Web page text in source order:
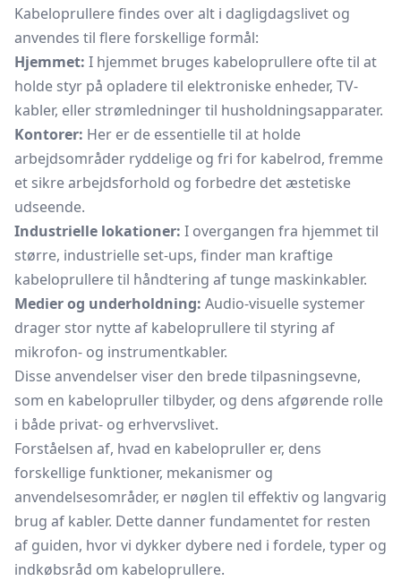
Kabeloprullere findes over alt i dagligdagslivet og
anvendes til flere forskellige formål:
Hjemmet: I hjemmet bruges kabeloprullere ofte til at
holde styr på opladere til elektroniske enheder, TV-
kabler, eller strømledninger til husholdningsapparater.
Kontorer: Her er de essentielle til at holde
arbejdsområder ryddelige og fri for kabelrod, fremme
et sikre arbejdsforhold og forbedre det æstetiske
udseende.
Industrielle lokationer: I overgangen fra hjemmet til
større, industrielle set-ups, finder man kraftige
kabeloprullere til håndtering af tunge maskinkabler.
Medier og underholdning: Audio-visuelle systemer
drager stor nytte af kabeloprullere til styring af
mikrofon- og instrumentkabler.
Disse anvendelser viser den brede tilpasningsevne,
som en kabelopruller tilbyder, og dens afgørende rolle
i både privat- og erhvervslivet.
Forståelsen af, hvad en kabelopruller er, dens
forskellige funktioner, mekanismer og
anvendelsesområder, er nøglen til effektiv og langvarig
brug af kabler. Dette danner fundamentet for resten
af guiden, hvor vi dykker dybere ned i fordele, typer og
indkøbsråd om kabeloprullere.